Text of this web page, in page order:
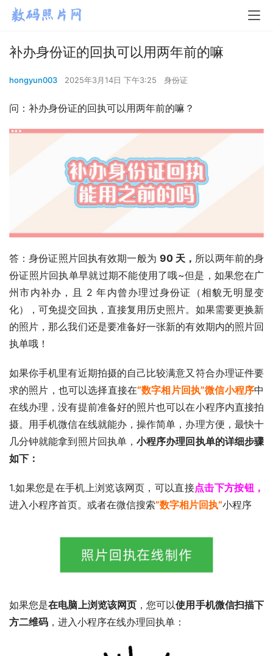
补办身份证的回执可以用两年前的嘛
hongyun003 2025年3月14日 下午3:25 身份证
问：补办身份证的回执可以用两年前的嘛？
答：身份证照片回执有效期一般为 90 天， 所以两年前的身
份证照片回执单早就过期不能使用了哦~但是，如果您在广
州市内补办，且 2 年内曾办理过身份证（相貌无明显变
化），可免提交回执，直接复用历史照片。如果需要更换新
的照片，那么我们还是要准备好一张新的有效期内的照片回
执单哦！
如果你手机里有近期拍摄的自己比较满意又符合办理证件要
求的照片，也可以选择直接在“数字相片回执”微信小程序中
在线办理，没有提前准备好的照片也可以在小程序内直接拍
摄。用手机微信在线就能办，操作简单，办理方便，最快十
几分钟就能拿到照片回执单，小程序办理回执单的详细步骤
如下：
1.如果您是在手机上浏览该网页，可以直接点击下方按钮，
进入小程序首页。或者在微信搜索”数字相片回执“小程序
如果您是在电脑上浏览该网页 ，您可以使用手机微信扫描下
方二维码 ，进入小程序在线办理回执单：